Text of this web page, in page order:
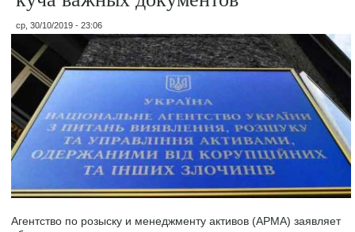
ср, 30/10/2019 - 23:06
Агентство по розыску и менеджменту активов (АРМА) заявляет